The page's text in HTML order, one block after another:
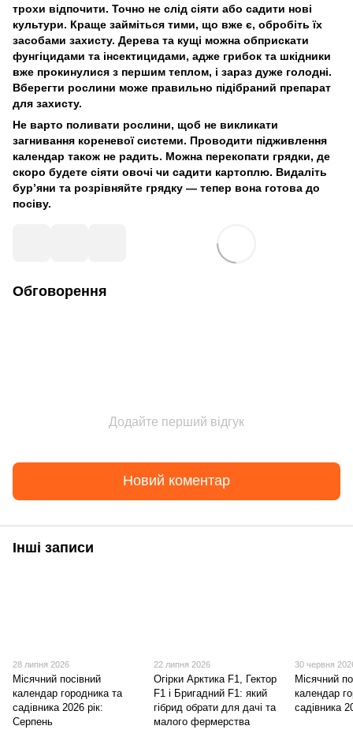
трохи відпочити. Точно не слід сіяти або садити нові
культури. Краще займіться тими, що вже є, обробіть їх
засобами захисту. Дерева та кущі можна обприскати
фунгіцидами та інсектицидами, адже грибок та шкідники
вже прокинулися з першим теплом, і зараз дуже голодні.
Вберегти рослини може правильно підібраний препарат
для захисту.
Не варто поливати рослини, щоб не викликати
загнивання кореневої системи. Проводити підживлення
календар також не радить. Можна перекопати грядки, де
скоро будете сіяти овочі чи садити картоплю. Видаліть
бур’яни та розрівняйте грядку — тепер вона готова до
посіву.
Обговорення
Додайте перший відгук
Новий коментар
Інші записи
28 липня 2026
Місячний посівний
календар городника та
садівника 2026 рік:
Серпень
22 липня 2026
Огірки Арктика F1, Гектор
F1 і Бригадний F1: який
гібрид обрати для дачі та
малого фермерства
30 червня
Місячний
календар
садівника